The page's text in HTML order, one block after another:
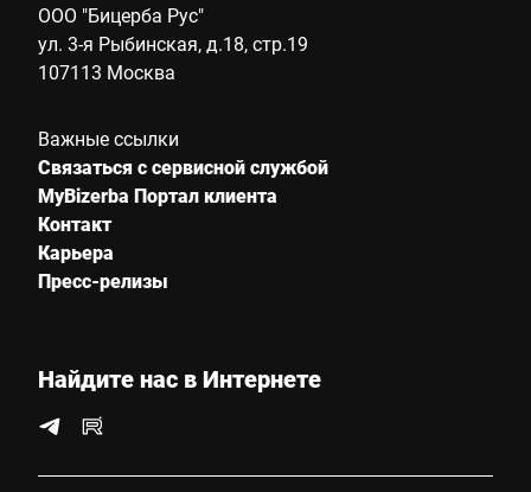
Почтовый индекс *
Страна *
E-mail *
Телефон
ООО "Бицерба Рус"
ул. 3-я Рыбинская, д.18, стр.19
107113 Москва
Важные ссылки
Связаться с сервисной службой
MyBizerba Портал клиента
Контакт
Карьера
Пресс-релизы
Найдите нас в Интернете